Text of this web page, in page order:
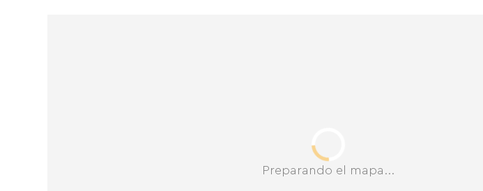
Preparando el mapa...